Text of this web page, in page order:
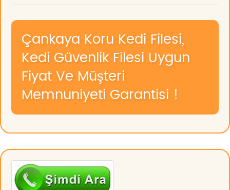
Çankaya Koru Kedi Filesi,
Kedi Güvenlik Filesi Uygun
Fiyat Ve Müşteri
Memnuniyeti Garantisi !